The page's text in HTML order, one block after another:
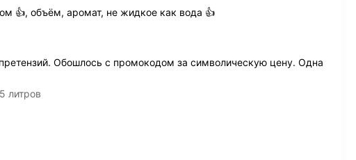
👍, объём, аромат, не жидкое как вода 👍
Обошлось с промокодом за символическую цену. Одна
литров